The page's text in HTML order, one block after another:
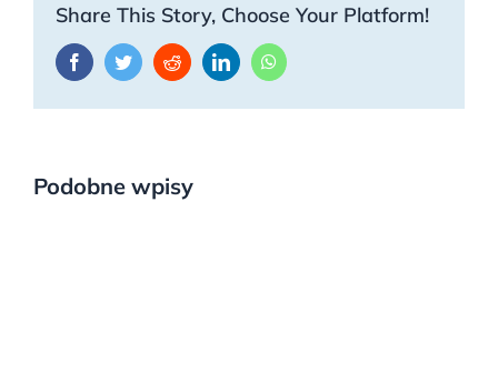
Share This Story, Choose Your Platform!
FacebookTwitterRedditLinkedInWhatsApp
Podobne wpisy